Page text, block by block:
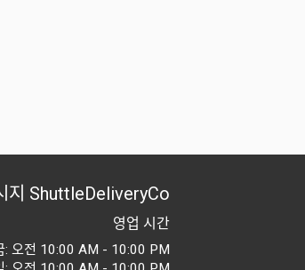
지 ShuttleDeliveryCo
영업 시간
: 오전 10:00 AM - 10:00 PM